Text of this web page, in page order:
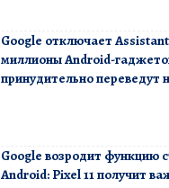
Google отключает
миллионы Android-
принудительно переведут
Google возродит функцию
Android: Pixel 11 получит